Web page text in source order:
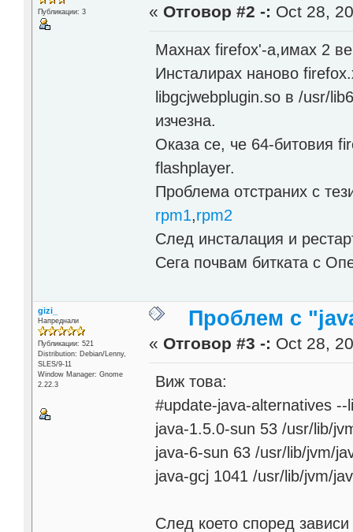
Публикации: 3 « Отговор #2 -: Oct 28,
Махнах firefox'-a,имах 2
Инсталирах наново
libgcjwebplugin.so в /usr/
изчезна.
Оказа се, че 64-битовия
flashplayer.
Проблема отстраних с
rpm1,rpm2
След инсталация и
Сега почвам битката с
gizi_
Напреднали
Публикации: 521
Distribution: Debian/Lenny,
SLES/9-11
Window Manager: Gnome
2.22.3
Проблем с
« Отговор #3 -: Oct 28,
Виж това:
#update-java-alternatives --
java-1.5.0-sun 53 /usr/lib/
java-6-sun 63 /usr/lib/jvm/
java-gcj 1041 /usr/lib/jvm/
След което според